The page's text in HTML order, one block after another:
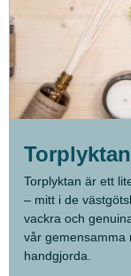
Torplyktan
Torplyktan är ett
– mitt i de
vackra och
vår gemensamma
handgjorda.